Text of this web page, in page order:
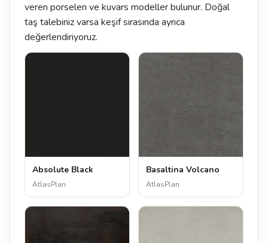
veren porselen ve kuvars modeller bulunur. Doğal
taş talebiniz varsa keşif sırasında ayrıca
değerlendiriyoruz.
Absolute Black
AtlasPlan
Basaltina Volcano
AtlasPlan